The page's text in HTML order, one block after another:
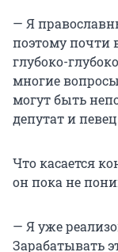
— Я
поэтому почти
глубоко-
многие
могут быть
депутат и
Что касается
он пока не
— Я уже
Зарабатывать